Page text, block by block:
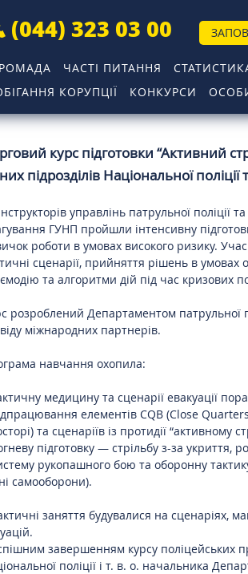
(044) 323 03 00
ЧАСТІ ПИТАННЯ
КОРУПЦІЇ КОНКУРСИ
курс підготовки “Активний
підрозділів Національної
управлінь патрульної поліції
ГУНП пройшли інтенсивну
роботи в умовах високого ризику.
сценарії, прийняття рішень в
та алгоритми дій під час кризових
розроблений Департаментом патрульної
міжнародних партнерів.
навчання охопила:
медицину та сценарії евакуації
елементів CQB (Close
та сценаріїв із протидії “активному
підготовку — стрільбу з-за укриття,
рукопашного бою та оборонну
самооборони).
заняття будувалися на сценаріях,
завершенням курсу поліцейських
поліції і т. в. о. начальника